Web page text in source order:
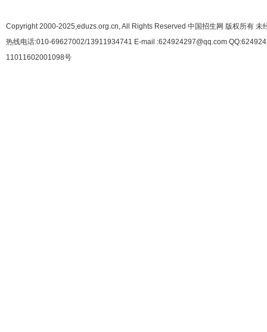
Copyright 2000-2025,eduzs.org.cn, All Rights Reserved 中国招生网 版权所有 未
热线电话:010-69627002/13911934741 E-mail :624924297@qq.com
11011602001098号